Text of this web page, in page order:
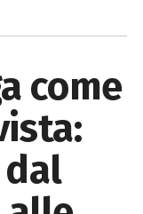
come